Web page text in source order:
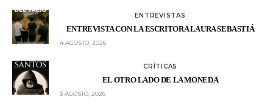
ENTREVISTAS
ENTREVISTA CON LA ESCRITORA LAURA SEBASTIÁ
4 AGOSTO, 2026
CRÍTICAS
EL OTRO LADO DE LA MONEDA
3 AGOSTO, 2026